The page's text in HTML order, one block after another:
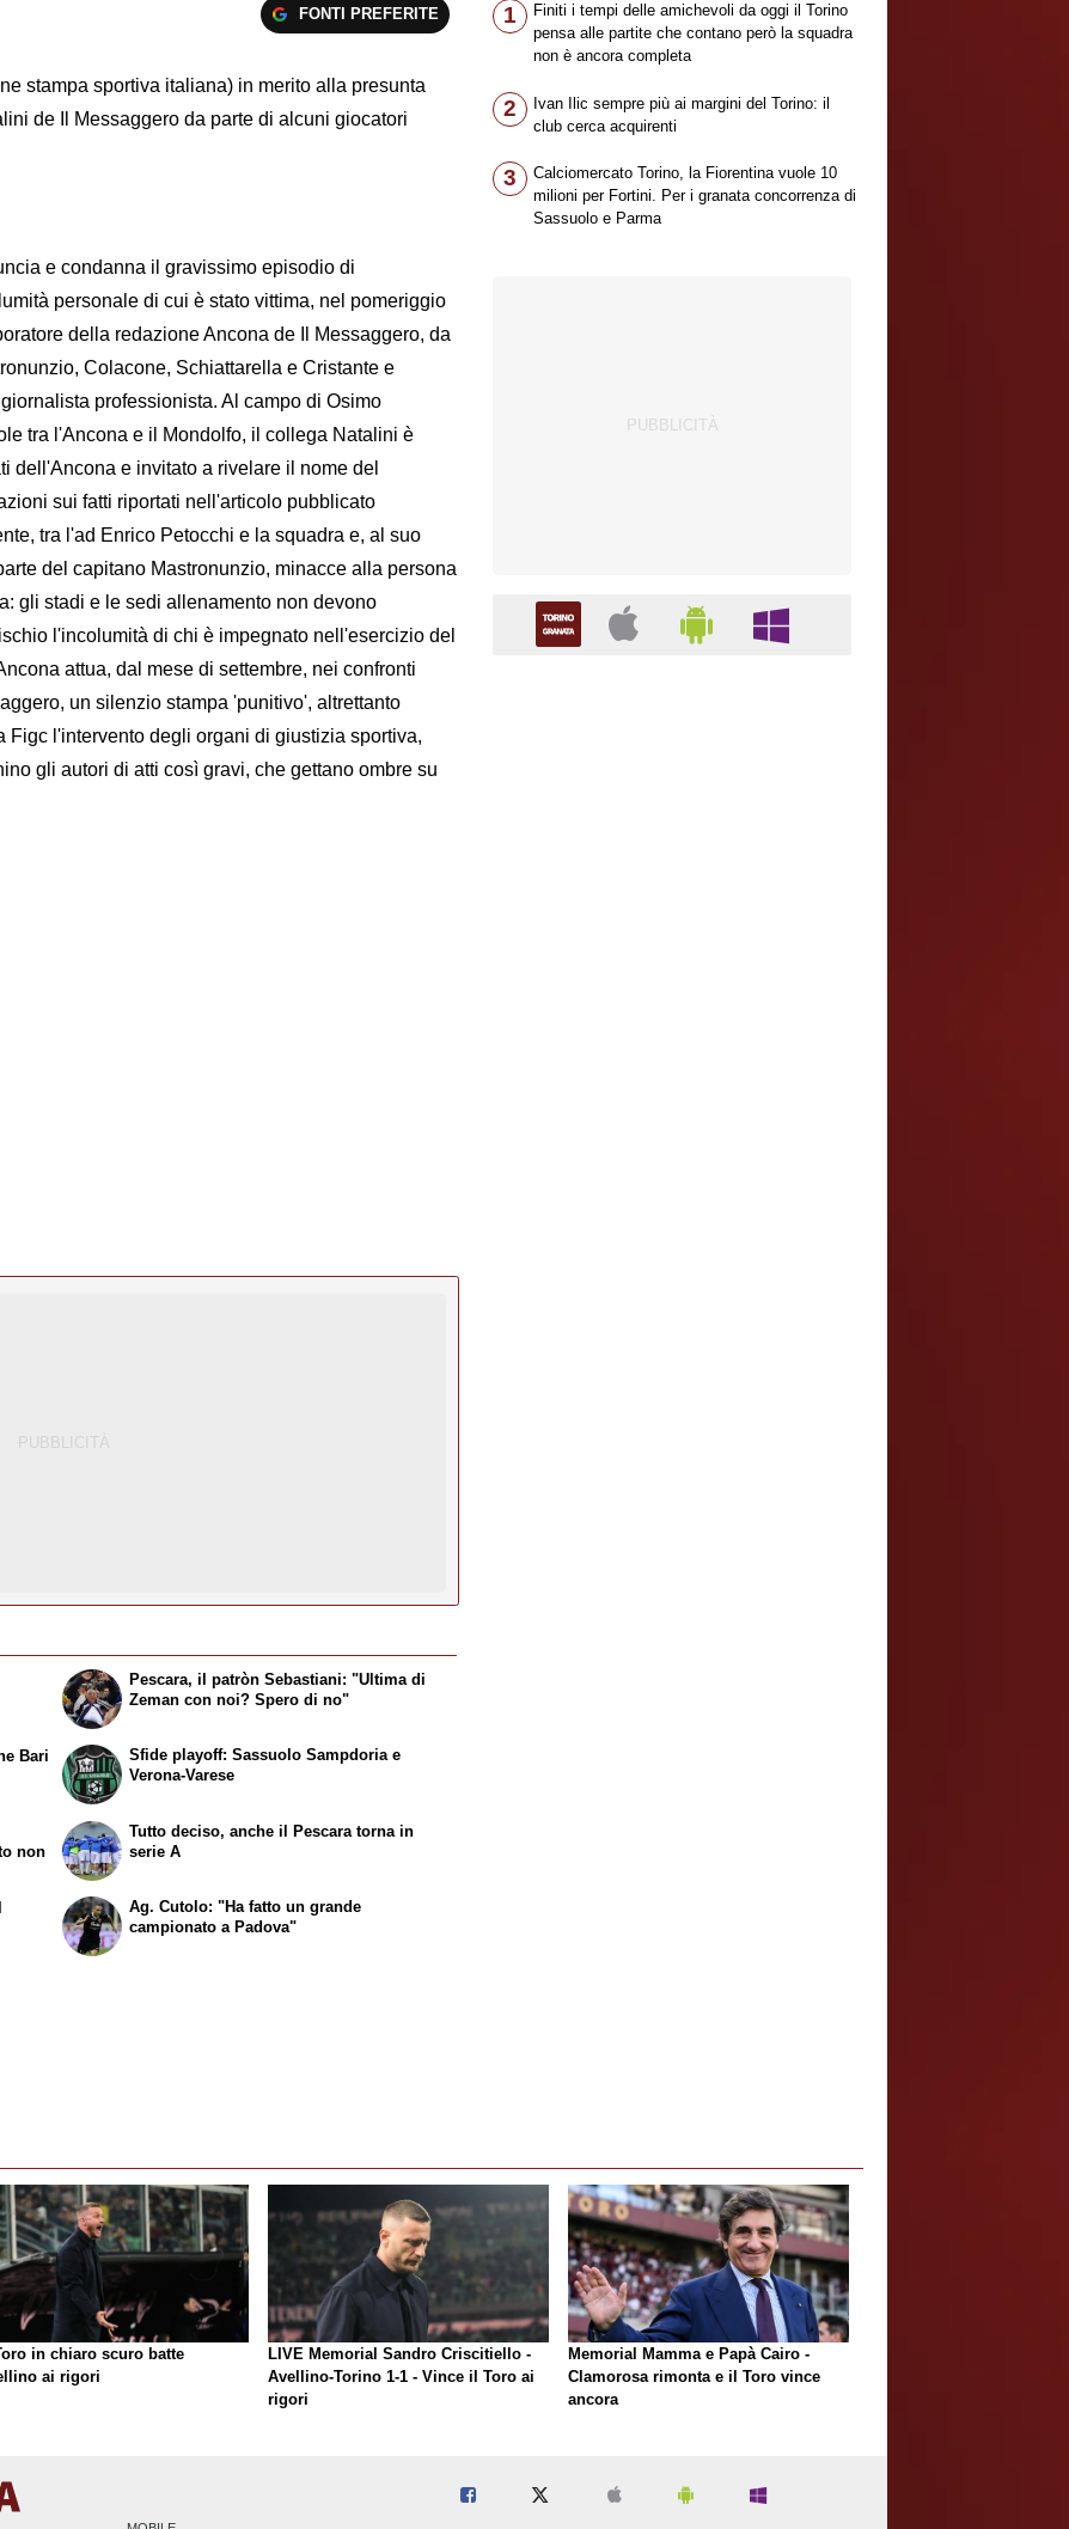
FONTI PREFERITE
stampa sportiva italiana) in merito alla presunta
de Il Messaggero da parte di alcuni giocatori
e condanna il gravissimo episodio di
personale di cui è stato vittima, nel pomeriggio
della redazione Ancona de Il Messaggero, da
Colacone, Schiattarella e Cristante e
professionista. Al campo di Osimo
tra l'Ancona e il Mondolfo, il collega Natalini è
dell'Ancona e invitato a rivelare il nome del
sui fatti riportati nell'articolo pubblicato
tra l'ad Enrico Petocchi e la squadra e, al suo
del capitano Mastronunzio, minacce alla persona
gli stadi e le sedi allenamento non devono
l'incolumità di chi è impegnato nell'esercizio del
attua, dal mese di settembre, nei confronti
un silenzio stampa 'punitivo', altrettanto
l'intervento degli organi di giustizia sportiva,
gli autori di atti così gravi, che gettano ombre su
Bari
Pescara, ilpatròn Sebastiani: "Ultima di
Zeman con noi? Spero di no"
Sfide playoff: Sassuolo Sampdoria e
Verona-Varese
non
Tutto deciso, anche il Pescara torna in
serie A
Ag. Cutolo: "Ha fatto un grande
campionato a Padova"
1
Finiti i tempi delle amichevoli da oggi il Torino
pensa alle partite che contano però la squadra
non è ancora completa
2
Ivan Ilic sempre più ai margini del Torino: il
club cerca acquirenti
3
Calciomercato Torino, la Fiorentina vuole 10
milioni per Fortini. Per i granata concorrenza di
Sassuolo e Parma
in chiaro scuro batte
ai rigori
LIVE Memorial Sandro Criscitiello -
Avellino-Torino 1-1 - Vince il Toro ai
rigori
Memorial Mamma e Papà Cairo -
Clamorosa rimonta e il Toro vince
ancora